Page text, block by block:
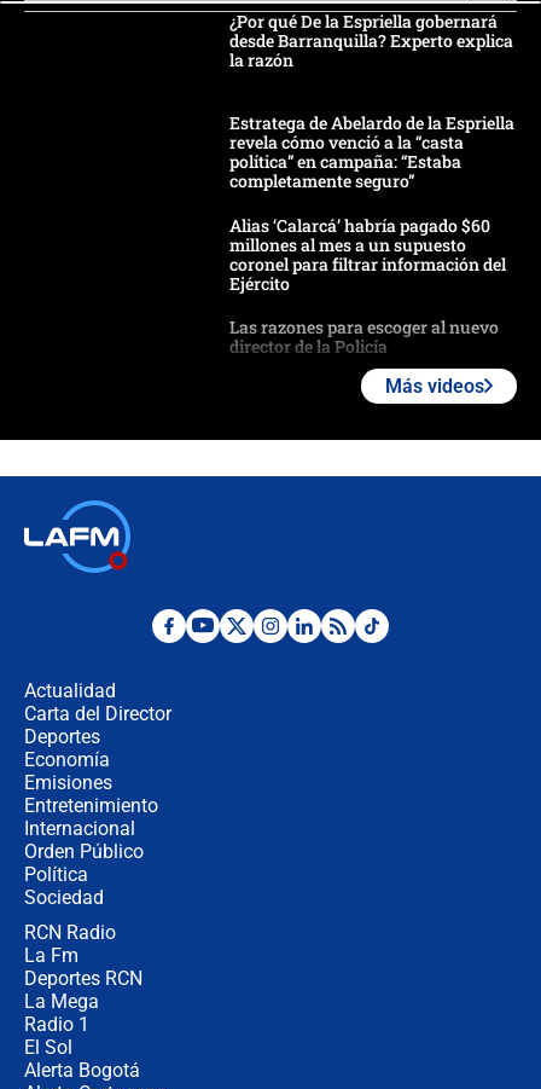
¿Por qué De la Espriella gobernará
desde Barranquilla? Experto explica
la razón
Estratega de Abelardo de la Espriella
revela cómo venció a la “casta
política” en campaña: “Estaba
completamente seguro”
Alias ‘Calarcá’ habría pagado $60
millones al mes a un supuesto
coronel para filtrar información del
Ejército
Las razones para escoger al nuevo
director de la Policía
"No hubo fraude ni posibilidad de
Más videos
Actualidad
Carta del Director
Deportes
Economía
Emisiones
Entretenimiento
Internacional
Orden Público
Política
Sociedad
RCN Radio
La Fm
Deportes RCN
La Mega
Radio 1
El Sol
Alerta Bogotá